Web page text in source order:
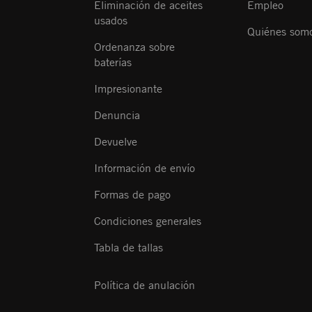
Eliminación de aceites
usados
Ordenanza sobre
baterías
Impresionante
Denuncia
Devuelve
Información de envío
Formas de pago
Condiciones generales
Tabla de tallas
Política de anulación
Empleo
Quiénes